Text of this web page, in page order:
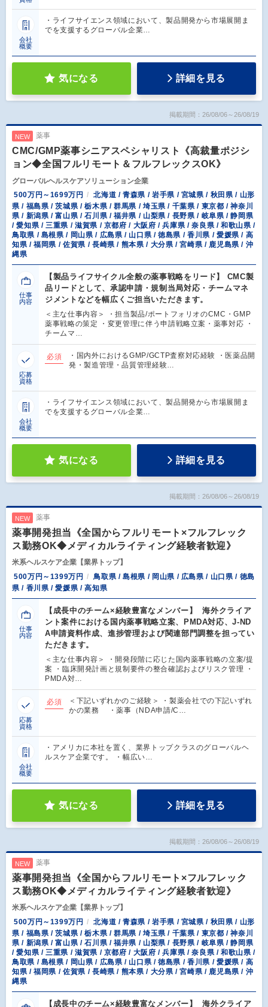
会社
概要
・ライフサイエンス領域において、製品開発から市場展開ま
でを支援するグローバル企業…
気になる 詳細を見る
掲載期間：26/08/06～26/08/19
NEW 薬事
CMC/GMP薬事シニアスペシャリスト《高裁量ポジシ
ョン◆全国フルリモート＆フルフレックスOK》
グローバルヘルスケアソリューション企業
500万円～1699万円
北海道 / 青森県 / 岩手県 / 宮城県 / 秋田県 / 山形
県 / 福島県 / 茨城県 / 栃木県 / 群馬県 / 埼玉県 / 千葉県 / 東京都 / 神奈川
県 / 新潟県 / 富山県 / 石川県 / 福井県 / 山梨県 / 長野県 / 岐阜県 / 静岡県
/ 愛知県 / 三重県 / 滋賀県 / 京都府 / 大阪府 / 兵庫県 / 奈良県 / 和歌山県 /
鳥取県 / 島根県 / 岡山県 / 広島県 / 山口県 / 徳島県 / 香川県 / 愛媛県 / 高
知県 / 福岡県 / 佐賀県 / 長崎県 / 熊本県 / 大分県 / 宮崎県 / 鹿児島県 / 沖
縄県
仕事
内容
【製品ライフサイクル全般の薬事戦略をリード】 CMC製
品リードとして、承認申請・規制当局対応・チームマネ
ジメントなどを幅広くご担当いただきます。
＜主な仕事内容＞ ・担当製品/ポートフォリオのCMC・GMP
薬事戦略の策定 ・変更管理に伴う申請戦略立案・薬事対応 ・
チームマ…
応募
資格
必須
・国内外におけるGMP/GCTP査察対応経験 ・医薬品開
発・製造管理・品質管理経験…
会社
概要
・ライフサイエンス領域において、製品開発から市場展開ま
でを支援するグローバル企業…
気になる 詳細を見る
掲載期間：26/08/06～26/08/19
NEW 薬事
薬事開発担当《全国からフルリモート×フルフレック
ス勤務OK◆メディカルライティング経験者歓迎》
米系ヘルスケア企業【業界トップ】
500万円～1399万円
鳥取県 / 島根県 / 岡山県 / 広島県 / 山口県 / 徳島
県 / 香川県 / 愛媛県 / 高知県
仕事
内容
【成長中のチーム×経験豊富なメンバー】 海外クライア
ント案件における国内薬事戦略立案、PMDA対応、J-ND
A申請資料作成、進捗管理および関連部門調整を担ってい
ただきます。
＜主な仕事内容＞ ・開発段階に応じた国内薬事戦略の立案/提
案 ・臨床開発計画と規制要件の整合確認およびリスク管理 ・
PMDA対…
応募
資格
必須
＜下記いずれかのご経験＞ ・製薬会社での下記いずれ
かの業務 ・薬事（NDA申請/C…
会社
概要
・アメリカに本社を置く、業界トップクラスのグローバルヘ
ルスケア企業です。 ・幅広い…
気になる 詳細を見る
掲載期間：26/08/06～26/08/19
NEW 薬事
薬事開発担当《全国からフルリモート×フルフレック
ス勤務OK◆メディカルライティング経験者歓迎》
米系ヘルスケア企業【業界トップ】
500万円～1399万円
北海道 / 青森県 / 岩手県 / 宮城県 / 秋田県 / 山形
県 / 福島県 / 茨城県 / 栃木県 / 群馬県 / 埼玉県 / 千葉県 / 東京都 / 神奈川
県 / 新潟県 / 富山県 / 石川県 / 福井県 / 山梨県 / 長野県 / 岐阜県 / 静岡県
/ 愛知県 / 三重県 / 滋賀県 / 京都府 / 大阪府 / 兵庫県 / 奈良県 / 和歌山県 /
鳥取県 / 島根県 / 岡山県 / 広島県 / 山口県 / 徳島県 / 香川県 / 愛媛県 / 高
知県 / 福岡県 / 佐賀県 / 長崎県 / 熊本県 / 大分県 / 宮崎県 / 鹿児島県 / 沖
縄県
【成長中のチーム×経験豊富なメンバー】 海外クライア